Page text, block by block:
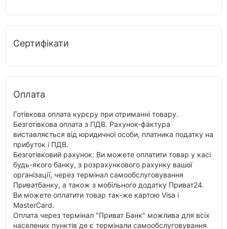
Сертифікати
Оплата
Готівкова оплата курєру при отриманні товару.
Безготівкова оплата з ПДВ. Рахунок-фактура
виставляється від юридичної особи, платника податку на
прибуток і ПДВ.
Безготівковий рахунок: Ви можете оплатити товар у касі
будь-якого банку, з розрахункового рахунку вашої
організації, через термінал самообслуговування
Приватбанку, а також з мобільного додатку Приват24.
Ви можете оплатити товар так-же картою Visa і
MasterCard.
Оплата через термінал "Приват Банк" можлива для всіх
населених пунктів де є термінали самообслуговування